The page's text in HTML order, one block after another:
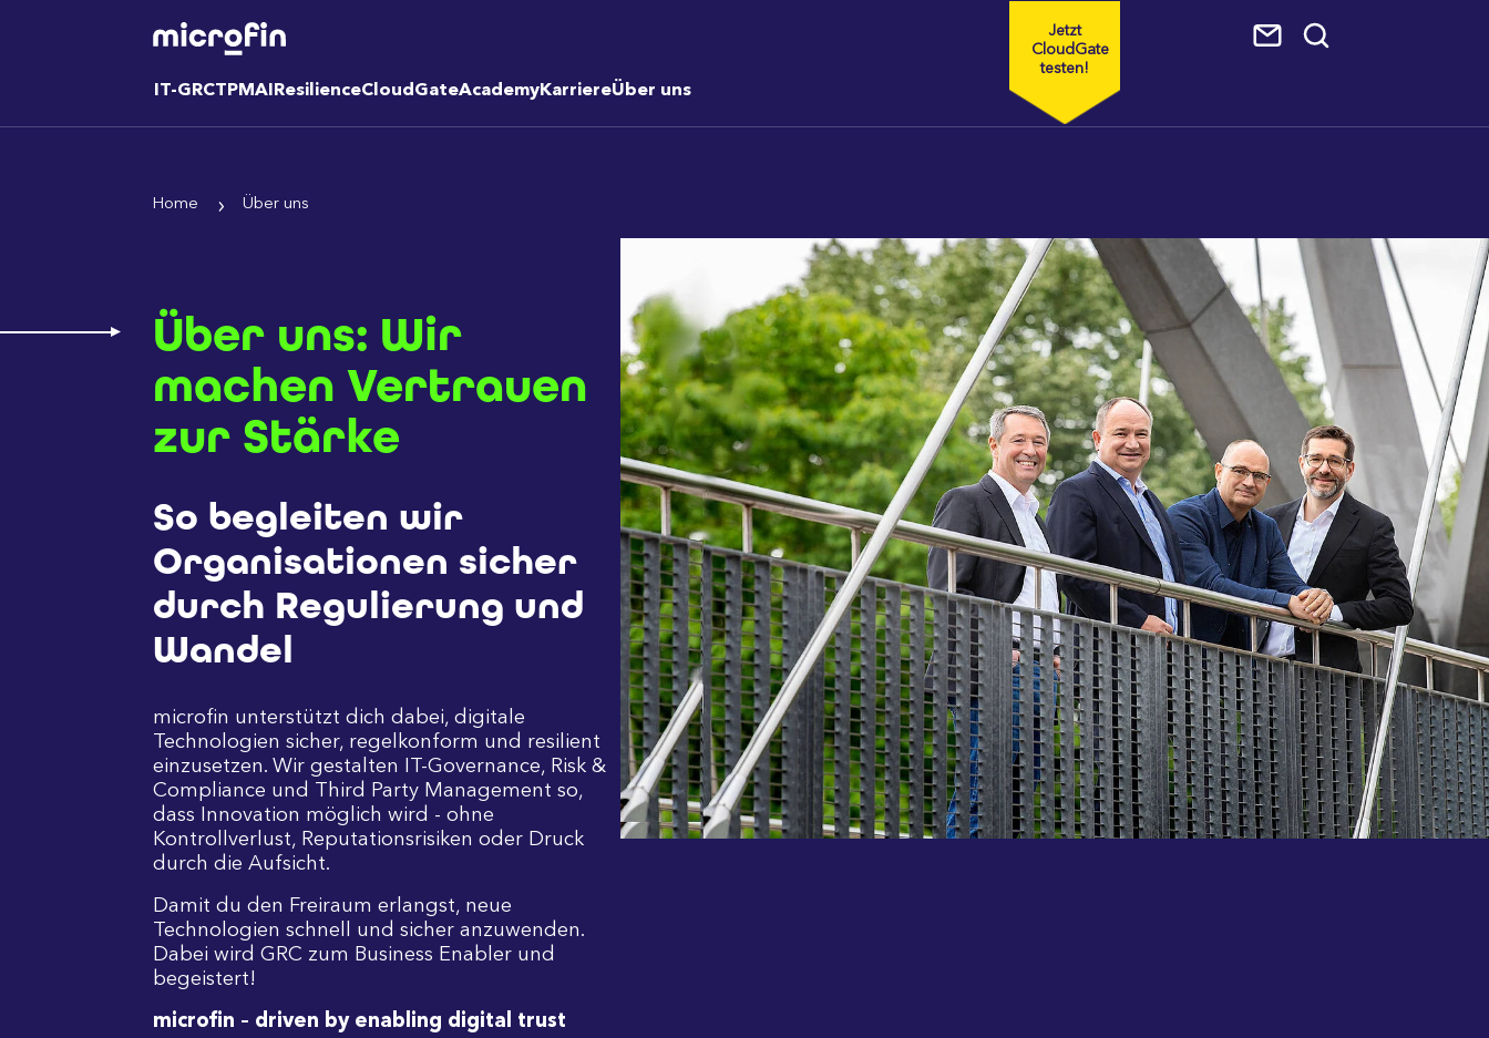
Jetzt
CloudGate
testen!
IT-GRCTPMAI ResilienceCloudGateAcademyKarriereÜber uns
Home Über uns
Über uns: Wir
machen Vertrauen
zur Stärke
So begleiten wir
Organisationen sicher
durch Regulierung und
Wandel
microfin unterstützt dich dabei, digitale
Technologien sicher, regelkonform und resilient
einzusetzen. Wir gestalten IT-Governance, Risk &
Compliance und Third Party Management so,
dass Innovation möglich wird - ohne
Kontrollverlust, Reputationsrisiken oder Druck
durch die Aufsicht.
Damit du den Freiraum erlangst, neue
Technologien schnell und sicher anzuwenden.
Dabei wird GRC zum Business Enabler und
begeistert!
microfin – driven by enabling digital trust